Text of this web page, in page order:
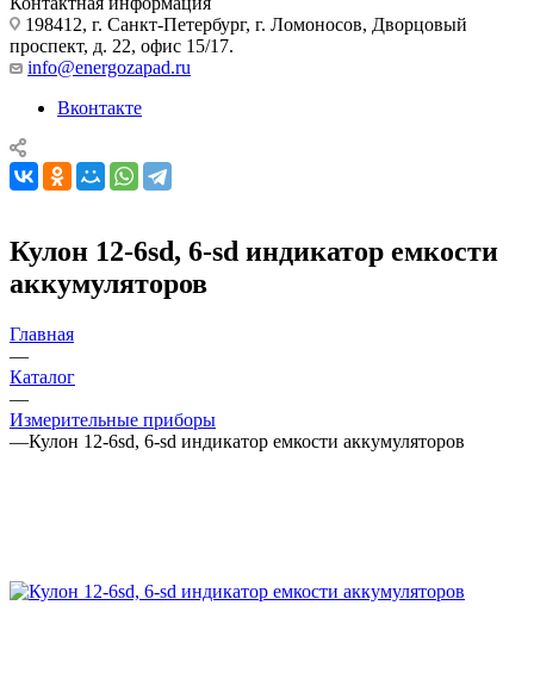
198412, г. Санкт-Петербург, г. Ломоносов, Дворцовый
проспект, д. 22, офис 15/17.
info@energozapad.ru
Вконтакте
Кулон 12-6sd, 6-sd индикатор емкости
аккумуляторов
Главная
—
Каталог
—
Измерительные приборы
—Кулон 12-6sd, 6-sd индикатор емкости аккумуляторов